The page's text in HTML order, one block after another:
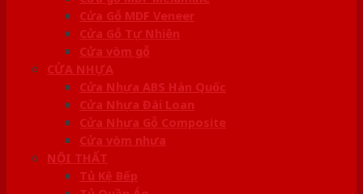
Cửa Gỗ MDF Veneer
Cửa Gỗ Tự Nhiên
Cửa vòm gỗ
CỬA NHỰA
Cửa Nhựa ABS Hàn Quốc
Cửa Nhựa Đài Loan
Cửa Nhựa Gỗ Composite
Cửa vòm nhựa
NỘI THẤT
Tủ Kệ Bếp